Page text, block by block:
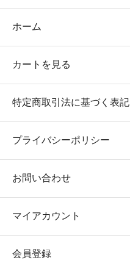
ホーム
カートを見る
特定商取引法に基づく表記
プライバシーポリシー
お問い合わせ
マイアカウント
会員登録